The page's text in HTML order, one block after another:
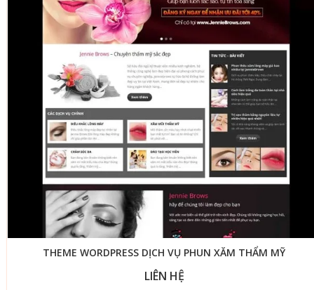
THEME WORDPRESS DỊCH VỤ PHUN XĂM THẨM MỸ
LIÊN HỆ